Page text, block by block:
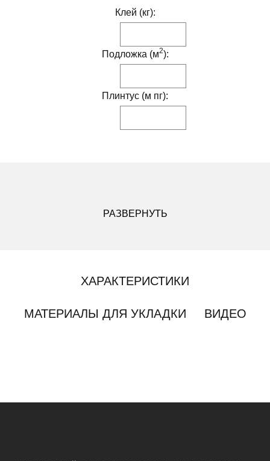
Клей (кг):
Подложка (м2):
Плинтус (м пг):
РАЗВЕРНУТЬ
ХАРАКТЕРИСТИКИ
МАТЕРИАЛЫ ДЛЯ УКЛАДКИ ВИДЕО